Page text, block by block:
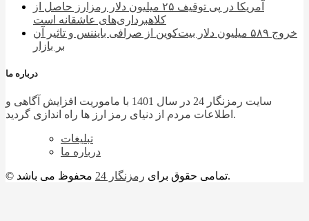
آمریکا در پی توقیف ۲۵ میلیون دلار رمزارز حاصل از
کلاهبرداری‌های عاشقانه است
خروج ۵۸۹ میلیون دلار بیت‌کوین از صرافی بایننس و تاثیر آن
بر بازار
درباره ما
سایت رمزنگار 24 در سال 1401 با ماموریت افزایش آگاهی و
اطلاعات مردم از دنیای رمز ارز ها راه اندازی گردید.
تبلیغات
درباره ما
© تمامی حقوق برای رمزنگار 24 محفوظ می باشد.